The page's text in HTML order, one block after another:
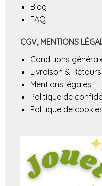
Blog
FAQ
CGV, MENTIONS
Conditions
Livraison & Retours
Mentions légales
Politique de
Politique de